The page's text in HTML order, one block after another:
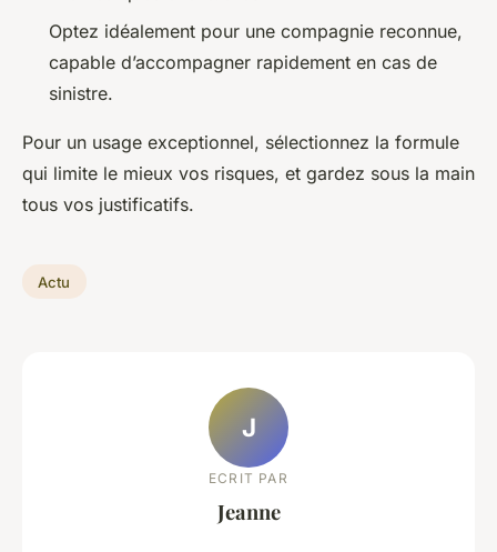
Optez idéalement pour une compagnie reconnue,
capable d’accompagner rapidement en cas de
sinistre.
Pour un usage exceptionnel, sélectionnez la formule
qui limite le mieux vos risques, et gardez sous la main
tous vos justificatifs.
Actu
J
ECRIT PAR
Jeanne